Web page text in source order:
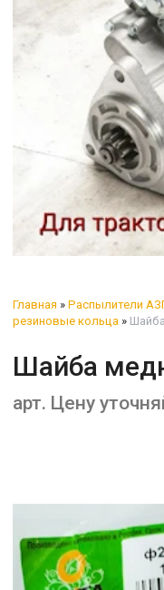
Главная » Распылители
резиновые кольца »
Шайба
арт. Цену